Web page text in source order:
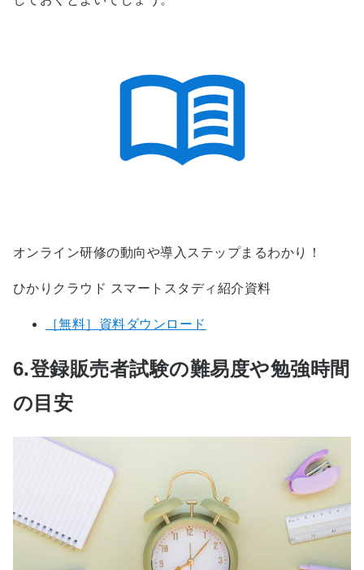
オンライン研修の動向や導入ステップまるわかり！
ひかりクラウド スマートスタディ紹介資料
［無料］資料ダウンロード
6.登録販売者試験の難易度や勉強時間
の目安